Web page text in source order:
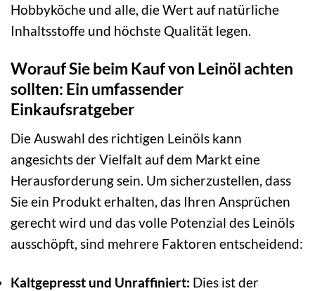
Hobbyköche und alle, die Wert auf natürliche
Inhaltsstoffe und höchste Qualität legen.
Worauf Sie beim Kauf von Leinöl achten
sollten: Ein umfassender
Einkaufsratgeber
Die Auswahl des richtigen Leinöls kann
angesichts der Vielfalt auf dem Markt eine
Herausforderung sein. Um sicherzustellen, dass
Sie ein Produkt erhalten, das Ihren Ansprüchen
gerecht wird und das volle Potenzial des Leinöls
ausschöpft, sind mehrere Faktoren entscheidend:
Kaltgepresst und Unraffiniert: Dies ist der